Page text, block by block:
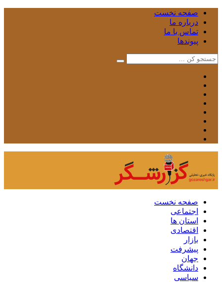
صفحه نخست
درباره ما
تماس با ما
پیوندها
صفحه نخست
اجتماعی
استان ها
اقتصادی
بازار
پیشرفت
جهان
دانشگاه
سیاسی